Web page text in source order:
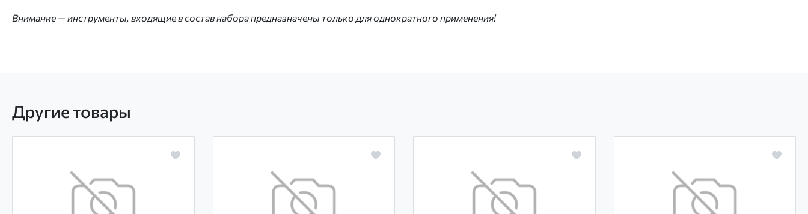
Внимание — инструменты, входящие в состав набора предназначены только для однократного применения!
Другие товары